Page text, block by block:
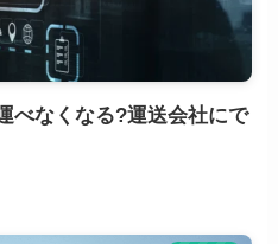
べなくなる?運送会社にで